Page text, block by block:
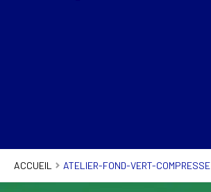
ACCUEIL ATELIER-FOND-VERT-COMPRESSE